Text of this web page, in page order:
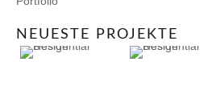
NEUESTE PROJEKTE